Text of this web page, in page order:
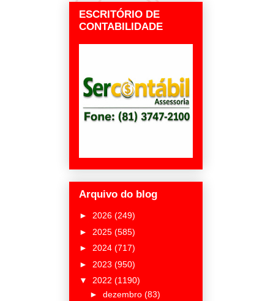
ESCRITÓRIO DE
CONTABILIDADE
Arquivo do blog
► 2026 (249)
► 2025 (585)
► 2024 (717)
► 2023 (950)
▼ 2022 (1190)
► dezembro (83)